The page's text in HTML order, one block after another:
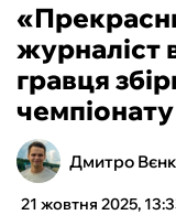
БОКС
ХОКЕЙ
ТЕНІС
журналіст
гравця
чемпіонату
Дмитро
21 жовтня 2025,